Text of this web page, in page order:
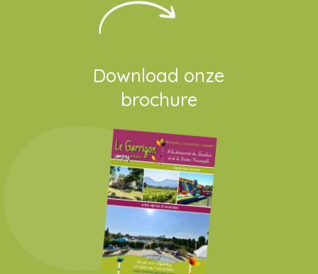
Download onze
brochure